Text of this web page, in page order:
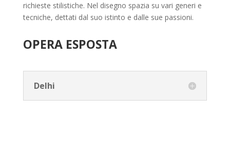
richieste stilistiche. Nel disegno spazia su vari generi e
tecniche, dettati dal suo istinto e dalle sue passioni.
OPERA ESPOSTA
Delhi